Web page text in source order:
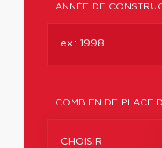
ANNÉE DE
COMBIEN DE PLACE
CHOISIR